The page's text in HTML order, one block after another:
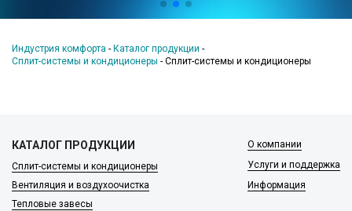
Индустрия комфорта - Каталог продукции -
Сплит-системы и кондиционеры - Сплит-системы и кондиционеры
КАТАЛОГ ПРОДУКЦИИ
Сплит-системы и кондиционеры
Вентиляция и воздухоочистка
Тепловые завесы
О компании
Услуги и поддержка
Информация